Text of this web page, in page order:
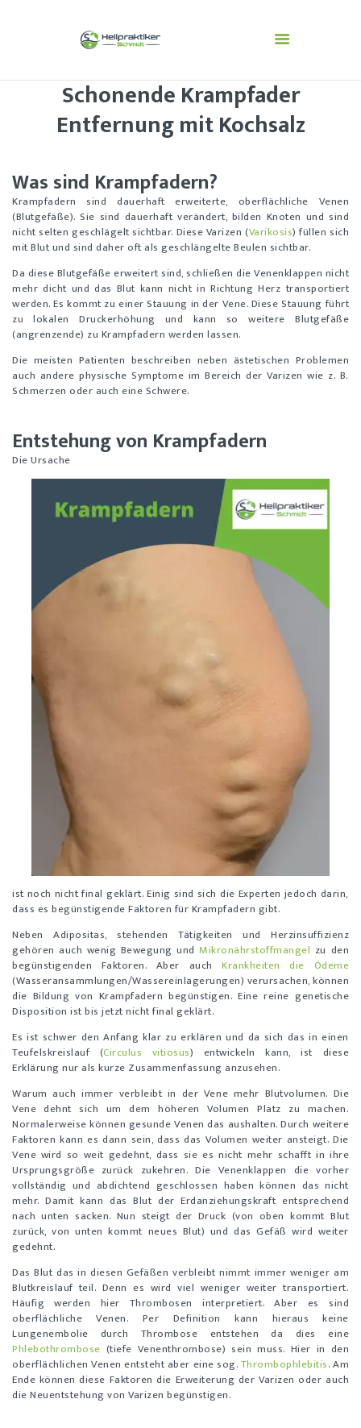
BESCHWERDEBILDER
DIAGNOSTIK
N
ÜBER MICH
ÄSTHETISCHE
BEHANDLUNGEN
Schonende Krampfader
Entfernung mit Kochsalz
Was sind Krampfadern?
Krampfadern sind dauerhaft erweiterte, oberflächliche Venen
(Blutgefäße). Sie sind dauerhaft verändert, bilden Knoten und sind
nicht selten geschlägelt sichtbar. Diese Varizen (Varikosis) füllen sich
mit Blut und sind daher oft als geschlängelte Beulen sichtbar.
Da diese Blutgefäße erweitert sind, schließen die Venenklappen nicht
mehr dicht und das Blut kann nicht in Richtung Herz transportiert
werden. Es kommt zu einer Stauung in der Vene. Diese Stauung führt
zu lokalen Druckerhöhung und kann so weitere Blutgefäße
(angrenzende) zu Krampfadern werden lassen.
Die meisten Patienten beschreiben neben ästetischen Problemen
auch andere physische Symptome im Bereich der Varizen wie z. B.
Schmerzen oder auch eine Schwere.
Entstehung von Krampfadern
Die Ursache
ist noch nicht final geklärt. Einig sind sich die Experten jedoch darin,
dass es begünstigende Faktoren für Krampfadern gibt.
Neben Adipositas, stehenden Tätigkeiten und Herzinsuffizienz
gehören auch wenig Bewegung undMikronährstoffmangel zu den
begünstigenden Faktoren. Aber auchKrankheiten die Ödeme
(Wasseransammlungen/Wassereinlagerungen) verursachen, können
die Bildung von Krampfadern begünstigen. Eine reine genetische
Disposition ist bis jetzt nicht final geklärt.
Es ist schwer den Anfang klar zu erklären und da sich das in einen
Teufelskreislauf (Circulus vitiosus) entwickeln kann, ist diese
Erklärung nur als kurze Zusammenfassung anzusehen.
Warum auch immer verbleibt in der Vene mehr Blutvolumen. Die
Vene dehnt sich um dem höheren Volumen Platz zu machen.
Normalerweise können gesunde Venen das aushalten. Durch weitere
Faktoren kann es dann sein, dass das Volumen weiter ansteigt. Die
Vene wird so weit gedehnt, dass sie es nicht mehr schafft in ihre
Ursprungsgröße zurück zukehren. Die Venenklappen die vorher
vollständig und abdichtend geschlossen haben können das nicht
mehr. Damit kann das Blut der Erdanziehungskraft entsprechend
nach unten sacken. Nun steigt der Druck (von oben kommt Blut
zurück, von unten kommt neues Blut) und das Gefäß wird weiter
gedehnt.
Das Blut das in diesen Gefäßen verbleibt nimmt immer weniger am
Blutkreislauf teil. Denn es wird viel weniger weiter transportiert.
Häufig werden hier Thrombosen interpretiert. Aber es sind
oberflächliche Venen. Per Definition kann hieraus keine
Lungenembolie durch Thrombose entstehen da dies eine
Phlebothrombose (tiefe Venenthrombose) sein muss. Hier in den
oberflächlichen Venen entsteht aber eine sog.Thrombophlebitis. Am
Ende können diese Faktoren die Erweiterung der Varizen oder auch
die Neuentstehung von Varizen begünstigen.